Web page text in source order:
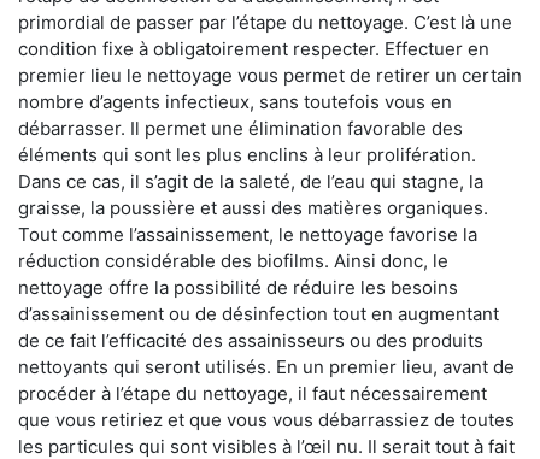
primordial de passer par l’étape du nettoyage. C’est là une
condition fixe à obligatoirement respecter. Effectuer en
premier lieu le nettoyage vous permet de retirer un certain
nombre d’agents infectieux, sans toutefois vous en
débarrasser. Il permet une élimination favorable des
éléments qui sont les plus enclins à leur prolifération.
Dans ce cas, il s’agit de la saleté, de l’eau qui stagne, la
graisse, la poussière et aussi des matières organiques.
Tout comme l’assainissement, le nettoyage favorise la
réduction considérable des biofilms. Ainsi donc, le
nettoyage offre la possibilité de réduire les besoins
d’assainissement ou de désinfection tout en augmentant
de ce fait l’efficacité des assainisseurs ou des produits
nettoyants qui seront utilisés. En un premier lieu, avant de
procéder à l’étape du nettoyage, il faut nécessairement
que vous retiriez et que vous vous débarrassiez de toutes
les particules qui sont visibles à l’œil nu. Il serait tout à fait